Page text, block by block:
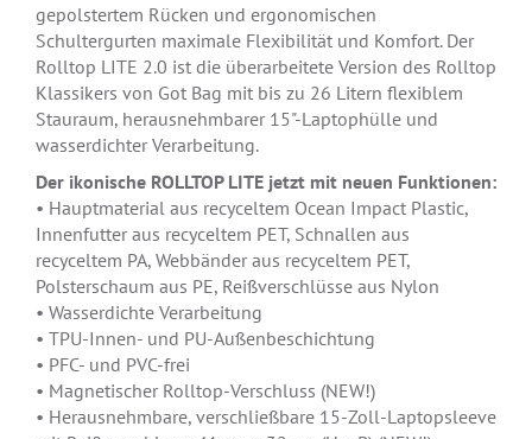
gepolstertem Rücken und ergonomischen
Schultergurten maximale Flexibilität und Komfort. Der
Rolltop LITE 2.0 ist die überarbeitete Version des Rolltop
Klassikers von Got Bag mit bis zu 26 Litern flexiblem
Stauraum, herausnehmbarer 15"-Laptophülle und
wasserdichter Verarbeitung.
Der ikonische ROLLTOP LITE jetzt mit neuen Funktionen:
• Hauptmaterial aus recyceltem Ocean Impact Plastic,
Innenfutter aus recyceltem PET, Schnallen aus
recyceltem PA, Webbänder aus recyceltem PET,
Polsterschaum aus PE, Reißverschlüsse aus Nylon
• Wasserdichte Verarbeitung
• TPU-Innen- und PU-Außenbeschichtung
• PFC- und PVC-frei
• Magnetischer Rolltop-Verschluss (NEW!)
• Herausnehmbare, verschließbare 15-Zoll-Laptopsleeve